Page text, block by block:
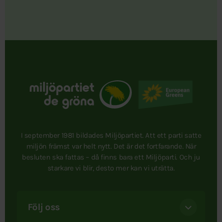
I september 1981 bildades Miljöpartiet. Att ett parti satte
miljön främst var helt nytt. Det är det fortfarande. När
besluten ska fattas – då finns bara ett Miljöparti. Och ju
starkare vi blir, desto mer kan vi uträtta.
Följ oss